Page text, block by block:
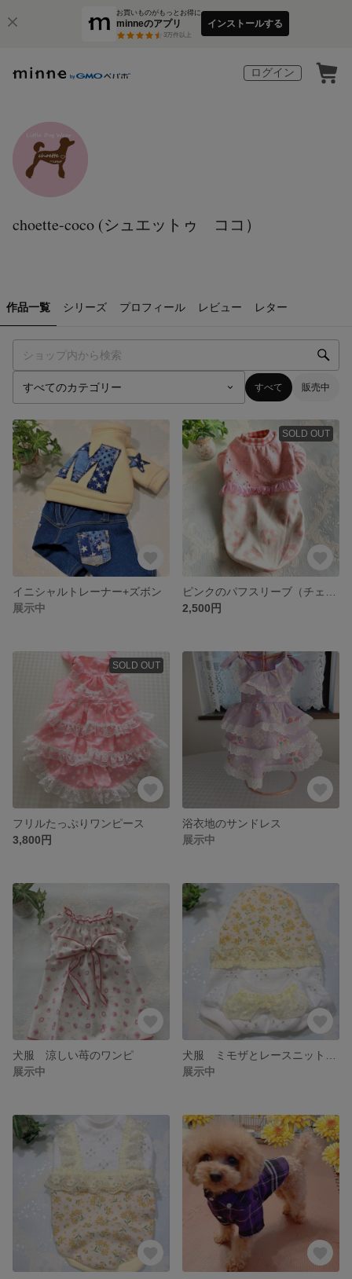
お買いものがもっとお得に
minneのアプリ
3万件以上
インストールする
ログイン
choette-coco (シュエットゥ ココ）
作品一覧 シリーズ プロフィール レビュー レター
すべて 販売中
イニシャルトレーナー+ズボン
展示中
SOLD OUT
2,500円
SOLD OUT
フリルたっぷりワンピース
3,800円
浴衣地のサンドレス
展示中
犬服 涼しい苺のワンピ
展示中
展示中